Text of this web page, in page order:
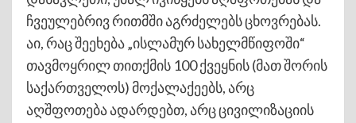
ჩვეულებრივ რითმში აგრძელებს ცხოვრებას.
აი, რაც შეეხება „ისლამურ სახელმწიფოში“
თავმოყრილ თითქმის 100 ქვეყნის (მათ შორის
საქართველოს) მოქალაქეებს, არც
აღშფოთება ადარდებთ, არც ცივილიზაციის